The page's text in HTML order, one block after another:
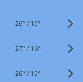
26° / 15°
27° / 16°
26° / 15°